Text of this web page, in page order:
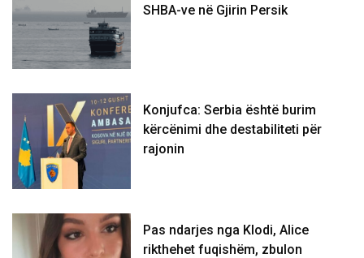
SHBA-ve në Gjirin Persik
Konjufca: Serbia është burim
kërcënimi dhe destabiliteti për
rajonin
Pas ndarjes nga Klodi, Alice
rikthehet fuqishëm, zbulon